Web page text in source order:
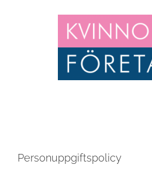
Personuppgiftspolicy